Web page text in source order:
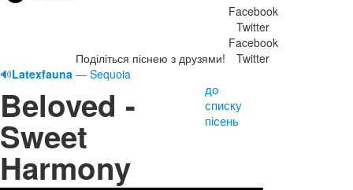
Поділіться піснею з друзями!
Facebook
Twitter
Facebook
Twitter
🔊Latexfauna — Sequoia
Beloved -
Sweet
Harmony
до
списку
пісень